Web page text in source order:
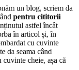
un blog, scriem da
pentru cititorii
astfel încât
în articol și, în
cu cuvinte
da seama când
cheie, așa că